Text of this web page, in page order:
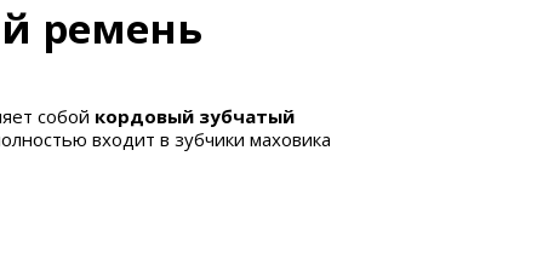
ремень
собой кордовый зубчатый
входит в зубчики маховика